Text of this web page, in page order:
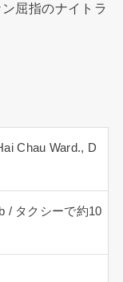
屈指のナイトラ
Chau Ward., D
/ タクシーで約10